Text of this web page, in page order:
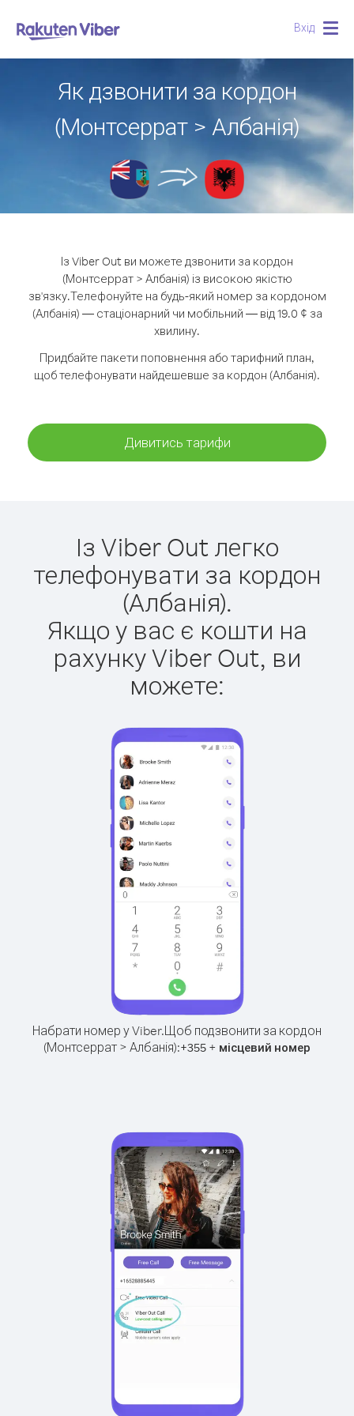
Вхід
Як дзвонити за кордон
(Монтсеррат > Албанія)
Із Viber Out ви можете дзвонити за кордон
(Монтсеррат > Албанія) із високою якістю
зв'язку.Телефонуйте на будь-який номер за кордоном
(Албанія) — стаціонарний чи мобільний — від 19.0 ¢ за
хвилину.
Придбайте пакети поповнення або тарифний план,
щоб телефонувати найдешевше за кордон (Албанія).
Дивитись тарифи
Із Viber Out легко
телефонувати за кордон
(Албанія).
Якщо у вас є кошти на
рахунку Viber Out, ви
можете:
Набрати номер у Viber.Щоб подзвонити за кордон
(Монтсеррат > Албанія):+355 + місцевий номер